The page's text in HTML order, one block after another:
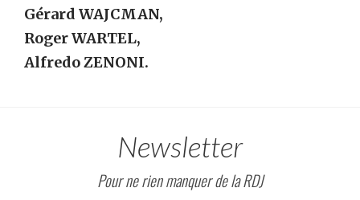
Gérard WAJCMAN,
Roger WARTEL,
Alfredo ZENONI.
Newsletter
Pour ne rien manquer de la RDJ